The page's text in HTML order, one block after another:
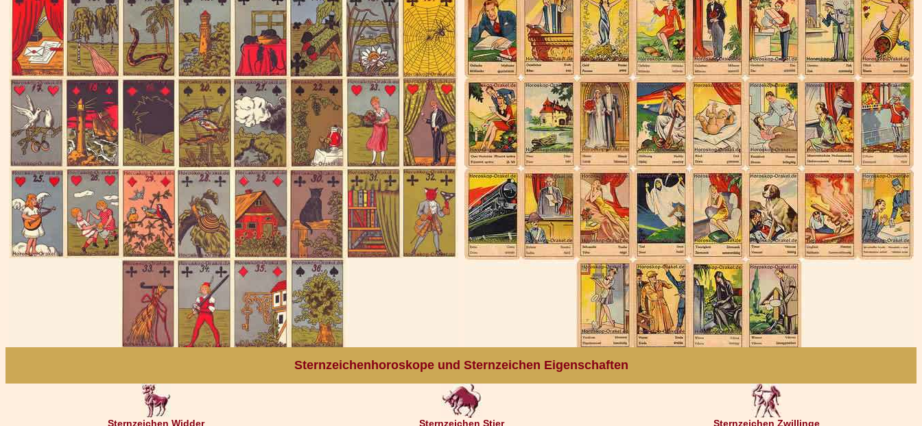
Sternzeichenhoroskope und Sternzeichen Eigenschaften
Sternzeichen Widder Sternzeichen Stier Sternzeichen Zwillinge